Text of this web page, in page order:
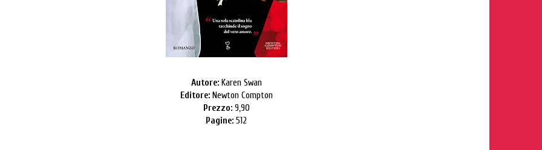
Autore: Karen Swan
Editore:Newton Compton
Prezzo: 9,90
Pagine: 512